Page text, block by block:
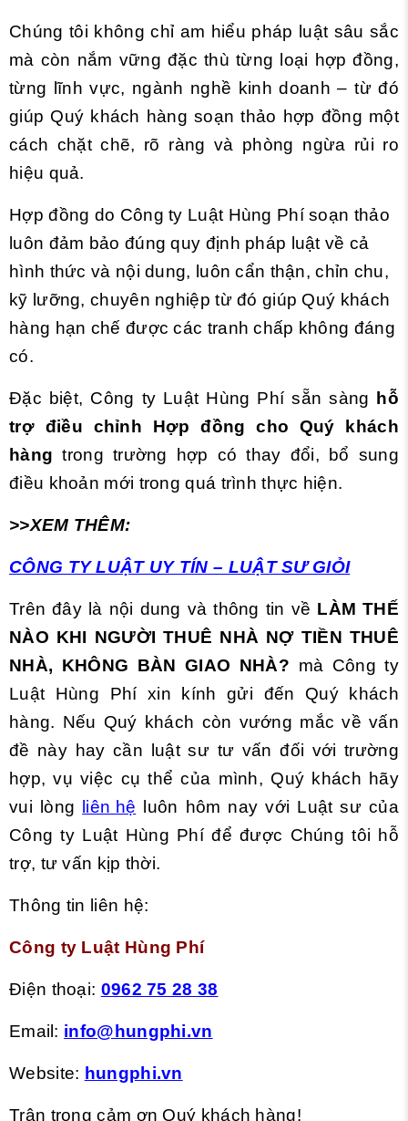
Chúng tôi không chỉ am hiểu pháp luật sâu sắc
mà còn nắm vững đặc thù từng loại hợp đồng,
từng lĩnh vực, ngành nghề kinh doanh – từ đó
giúp Quý khách hàng soạn thảo hợp đồng một
cách chặt chẽ, rõ ràng và phòng ngừa rủi ro
hiệu quả.
Hợp đồng do Công ty Luật Hùng Phí soạn thảo
luôn đảm bảo đúng quy định pháp luật về cả
hình thức và nội dung, luôn cẩn thận, chỉn chu,
kỹ lưỡng, chuyên nghiệp từ đó giúp Quý khách
hàng hạn chế được các tranh chấp không đáng
có.
Đặc biệt, Công ty Luật Hùng Phí sẵn sàng hỗ
trợ điều chỉnh Hợp đồng cho Quý khách
hàng trong trường hợp có thay đổi, bổ sung
điều khoản mới trong quá trình thực hiện.
>>XEM THÊM:
CÔNG TY LUẬT UY TÍN – LUẬT SƯ GIỎI
Trên đây là nội dung và thông tin về LÀM THẾ
NÀO KHI NGƯỜI THUÊ NHÀ NỢ TIỀN THUÊ
NHÀ, KHÔNG BÀN GIAO NHÀ? mà Công ty
Luật Hùng Phí xin kính gửi đến Quý khách
hàng. Nếu Quý khách còn vướng mắc về vấn
đề này hay cần luật sư tư vấn đối với trường
hợp, vụ việc cụ thể của mình, Quý khách hãy
vui lòng
liên hệ
uôn hôm nay với Luật sư của
Công ty Luật Hùng Phí để được Chúng tôi hỗ
trợ, tư vấn kịp thời.
Thông tin liên hệ:
Công ty Luật Hùng Phí
Điện thoại: 0962 75 28 38
Email: info@hungphi.vn
Website: hungphi.vn
Trân trọng cảm ơn Quý khách hàng!